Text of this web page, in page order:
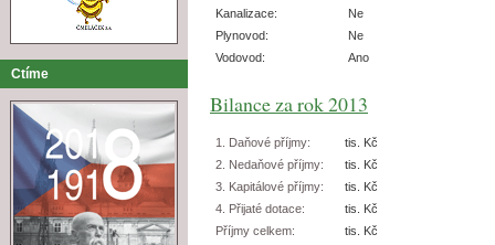
Ctíme
Kanalizace:
Ne
Plynovod:
Ne
Vodovod:
Ano
Bilance za rok 2013
1. Daňové příjmy:
tis. Kč
2. Nedaňové příjmy:
tis. Kč
3. Kapitálové příjmy:
tis. Kč
4. Přijaté dotace:
tis. Kč
Příjmy celkem:
tis. Kč